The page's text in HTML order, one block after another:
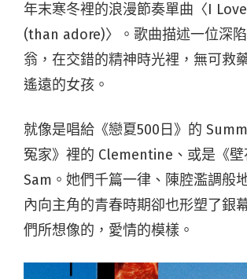
年末寒冬裡的浪漫節奏單曲〈I
(than adore)〉。歌曲描述一位深
翁，在交錯的精神時光裡，無可救
遙遠的女孩。
就像是唱給《戀夏500日》的
冤家》裡的 Clementine、或是《
Sam。她們千篇一律、陳腔濫調般
內向主角的青春時期卻也形塑了銀
們所想像的，愛情的模樣。